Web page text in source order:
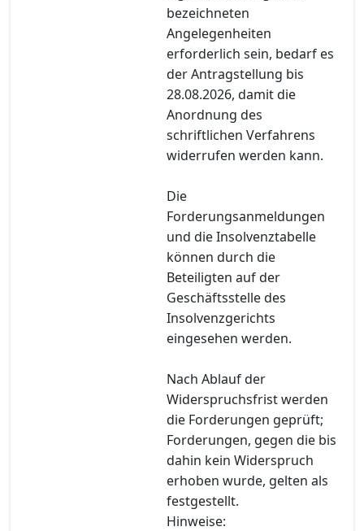
bezeichneten
Angelegenheiten
erforderlich sein, bedarf es
der Antragstellung bis
28.08.2026, damit die
Anordnung des
schriftlichen Verfahrens
widerrufen werden kann.
Die
Forderungsanmeldungen
und die Insolvenztabelle
können durch die
Beteiligten auf der
Geschäftsstelle des
Insolvenzgerichts
eingesehen werden.
Nach Ablauf der
Widerspruchsfrist werden
die Forderungen geprüft;
Forderungen, gegen die bis
dahin kein Widerspruch
erhoben wurde, gelten als
festgestellt.
Hinweise: